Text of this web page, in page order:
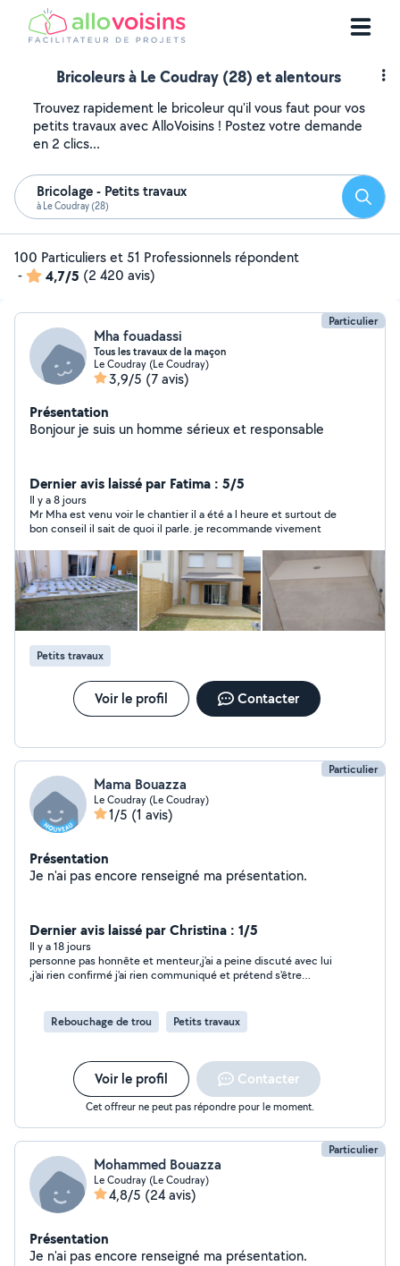
Bricoleurs à Le Coudray (28) et alentours
Trouvez rapidement le bricoleur qu'il vous faut pour vos
petits travaux avec AlloVoisins ! Postez votre demande
en 2 clics...
Bricolage - Petits travaux
à Le Coudray (28)
100 Particuliers et 51 Professionnels répondent
-
4,7/5 (2 420 avis)
Particulier
Mha fouadassi
Tous les travaux de la maçon
Le Coudray (Le Coudray)
3,9/5 (7 avis)
Présentation
Bonjour je suis un homme sérieux et responsable
Dernier avis laissé par Fatima : 5/5
Il y a 8 jours
Mr Mha est venu voir le chantier il a été a l heure et surtout de
bon conseil il sait de quoi il parle. je recommande vivement
Petits travaux
Voir le profil Contacter
Particulier
Mama Bouazza
Le Coudray (Le Coudray)
1/5 (1 avis)
Présentation
Je n'ai pas encore renseigné ma présentation.
Dernier avis laissé par Christina : 1/5
Il y a 18 jours
personne pas honnête et menteur,j'ai a peine discuté avec lui
,j'ai rien confirmé j'ai rien communiqué et prétend s'être
Rebouchage de trou Petits travaux
Voir le profil Contacter
Cet offreur ne peut pas répondre pour le moment.
Particulier
Mohammed Bouazza
Le Coudray (Le Coudray)
4,8/5 (24 avis)
Présentation
Je n'ai pas encore renseigné ma présentation.